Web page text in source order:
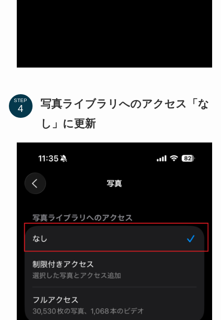
STEP
写真ライブラリへのアクセス「な
し」に更新